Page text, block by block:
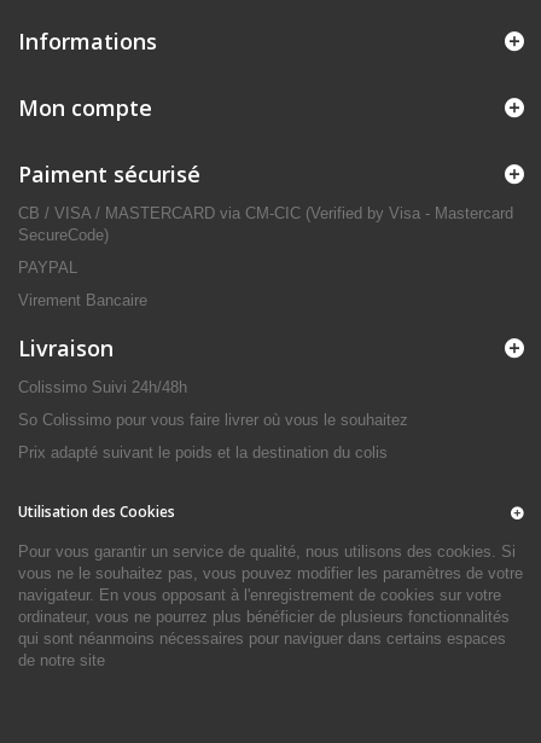
Informations
Mon compte
Paiment sécurisé
CB / VISA / MASTERCARD via CM-CIC (Verified by Visa - Mastercard
SecureCode)
PAYPAL
Virement Bancaire
Livraison
Colissimo Suivi 24h/48h
So Colissimo pour vous faire livrer où vous le souhaitez
Prix adapté suivant le poids et la destination du colis
Utilisation des Cookies
Pour vous garantir un service de qualité, nous utilisons des cookies. Si
vous ne le souhaitez pas, vous pouvez modifier les paramètres de votre
navigateur. En vous opposant à l'enregistrement de cookies sur votre
ordinateur, vous ne pourrez plus bénéficier de plusieurs fonctionnalités
qui sont néanmoins nécessaires pour naviguer dans certains espaces
de notre site